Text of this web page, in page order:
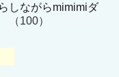
しながらmimimiダ
（100）